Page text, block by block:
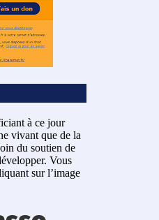
à ce jour
vivant que de la
du soutien de
Vous
sur l’image